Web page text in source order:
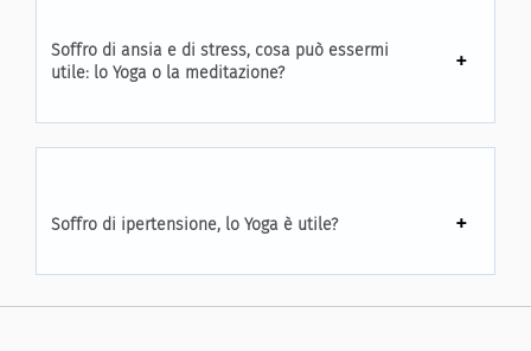
Soffro di ansia e di stress, cosa può essermi
utile: lo Yoga o la meditazione?
Soffro di ipertensione, lo Yoga è utile?